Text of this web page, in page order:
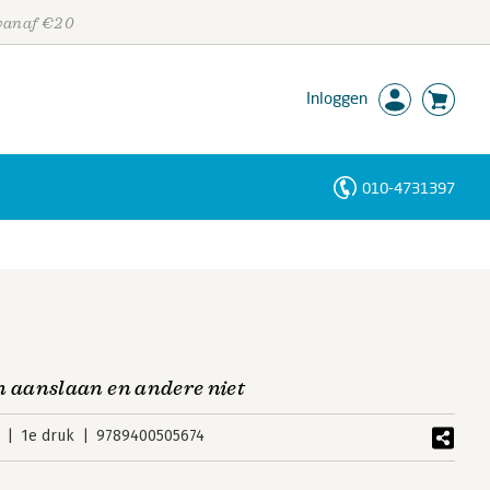
€20
Inloggen
010-4731397
aanslaan en andere niet
1e druk 9789400505674
Personen